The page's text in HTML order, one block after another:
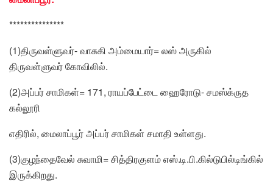
***************
(1)திருவள்ளுவர்- வாசுகி அம்மையார்= லஸ் அருகில்
திருவள்ளுவர் கோவிலில்.
(2)அப்பர் சாமிகள்= 171, ராயப்பேட்டை ஹைரோடு- சமஸ்க்ருத
கல்லூரி
எதிரில், மைலாப்பூர் அப்பர் சாமிகள் சமாதி உள்ளது.
(3)குழந்தைவேல் சுவாமி= சித்திரகுளம் எஸ்.டி.பி.கில்டுபில்டிங்கில்
இருக்கிறது.